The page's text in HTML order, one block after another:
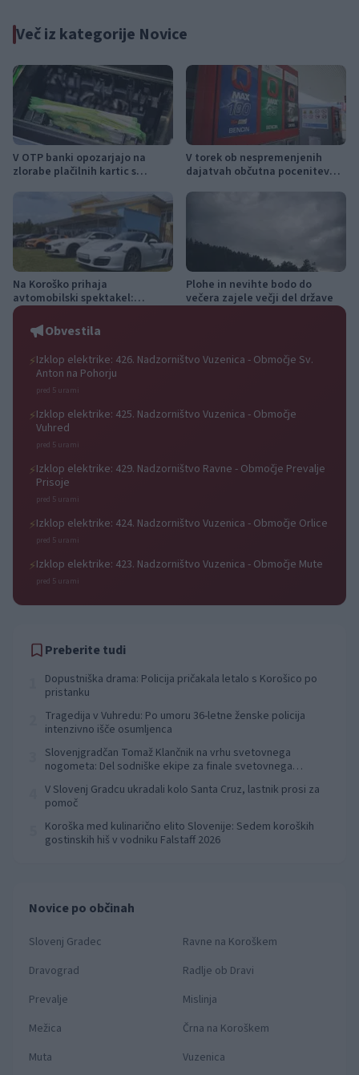
Več iz kategorije Novice
V OTP banki opozarjajo na
zlorabe plačilnih kartic s
V torek ob nespremenjenih
dajatvah občutna pocenitev
Na Koroško prihaja
avtomobilski spektakel:
Rohnenje motorjev, dvoboji na
progah in atraktivni Car Meet
Plohe in nevihte bodo do
večera zajele večji del države
Obvestila
⚡Izklop elektrike: 426. Nadzorništvo Vuzenica - Območje Sv.
Anton na Pohorju
pred 5 urami
⚡Izklop elektrike: 425. Nadzorništvo Vuzenica - Območje
Vuhred
pred 5 urami
⚡Izklop elektrike: 429. Nadzorništvo Ravne - Območje Prevalje
Prisoje
pred 5 urami
⚡Izklop elektrike: 424. Nadzorništvo Vuzenica - Območje Orlice
pred 5 urami
⚡Izklop elektrike: 423. Nadzorništvo Vuzenica - Območje Mute
pred 5 urami
Preberite tudi
Dopustniška drama: Policija pričakala letalo s Korošico po
pristanku
Tragedija v Vuhredu: Po umoru 36-letne ženske policija
intenzivno išče osumljenca
Slovenjgradčan Tomaž Klančnik na vrhu svetovnega
nogometa: Del sodniške ekipe za finale svetovnega
V Slovenj Gradcu ukradali kolo Santa Cruz, lastnik prosi za
pomoč
Koroška med kulinarično elito Slovenije: Sedem koroških
gostinskih hiš v vodniku Falstaff 2026
Novice po občinah
Slovenj Gradec
Ravne na Koroškem
Dravograd
Radlje ob Dravi
Prevalje
Mislinja
Mežica
Črna na Koroškem
Muta
Vuzenica